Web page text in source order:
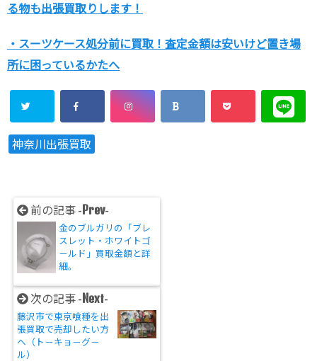
る物も出張買取りします！
・スーツケース処分前に買取！査定金額は安いけど置き場
所に困っているかたへ
神奈川出張買取
前の記事 -Prev-
金のブルガリの「ブレ
スレット・ホワイトゴ
－ルド」買取金額と詳
細。
次の記事 -Next-
藤沢市で東京喰種を出
張買取で売却したい方
へ（ト－キョ－グ－
ル）